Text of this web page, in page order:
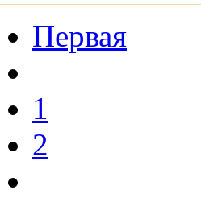
Первая
1
2